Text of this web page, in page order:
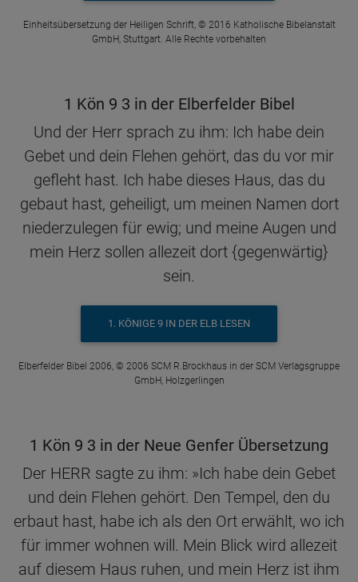
Einheitsübersetzung der Heiligen Schrift, © 2016 Katholische Bibelanstalt
GmbH, Stuttgart. Alle Rechte vorbehalten
1 Kön 9 3 in der Elberfelder Bibel
Und der Herr sprach zu ihm: Ich habe dein
Gebet und dein Flehen gehört, das du vor mir
gefleht hast. Ich habe dieses Haus, das du
gebaut hast, geheiligt, um meinen Namen dort
niederzulegen für ewig; und meine Augen und
mein Herz sollen allezeit dort {gegenwärtig}
sein.
1. KÖNIGE 9 IN DER ELB LESEN
Elberfelder Bibel 2006, © 2006 SCM R.Brockhaus in der SCM Verlagsgruppe
GmbH, Holzgerlingen
1 Kön 9 3 in der Neue Genfer Übersetzung
Der HERR sagte zu ihm: »Ich habe dein Gebet
und dein Flehen gehört. Den Tempel, den du
erbaut hast, habe ich als den Ort erwählt, wo ich
für immer wohnen will. Mein Blick wird allezeit
auf diesem Haus ruhen, und mein Herz ist ihm